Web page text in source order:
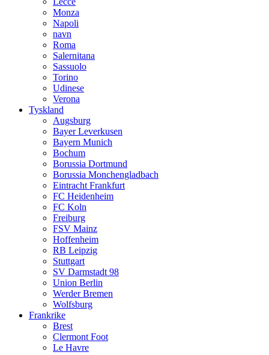
Monza
Napoli
navn
Roma
Salernitana
Sassuolo
Torino
Udinese
Verona
Tyskland
Augsburg
Bayer Leverkusen
Bayern Munich
Bochum
Borussia Dortmund
Borussia Monchengladbach
Eintracht Frankfurt
FC Heidenheim
FC Koln
Freiburg
FSV Mainz
Hoffenheim
RB Leipzig
Stuttgart
SV Darmstadt 98
Union Berlin
Werder Bremen
Wolfsburg
Frankrike
Brest
Clermont Foot
Le Havre